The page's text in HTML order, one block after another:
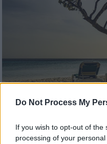
Do Not Process My
If you wish to opt-out of
processing of your
Προσθέστε